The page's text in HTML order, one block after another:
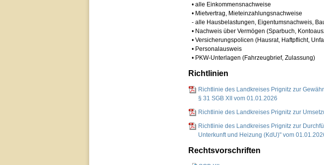
• alle Einkommensnachweise
• Mietvertrag, Mieteinzahlungsnachweise
- alle Hausbelastungen, Eigentumsnachweis,
• Nachweis über Vermögen (Sparbuch,
• Versicherungspolicen (Hausrat, Haftpflicht,
• Personalausweis
• PKW-Unterlagen (Fahrzeugbrief, Zulassung)
Richtlinien
Richtlinie des Landkreises Prignitz zur
§ 31 SGB XII vom 01.01.2026
Richtlinie des Landkreises Prignitz zur
Richtlinie des Landkreises Prignitz zur
Unterkunft und Heizung (KdU)" vom
Rechtsvorschriften